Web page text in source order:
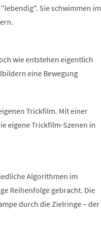
Sie schwimmen im
wie entstehen eigentlich
eine Bewegung
Trickfilm. Mit einer
eigene Trickfilm-Szenen in
Algorithmen im
Reihenfolge gebracht. Die
durch die Zielringe – der